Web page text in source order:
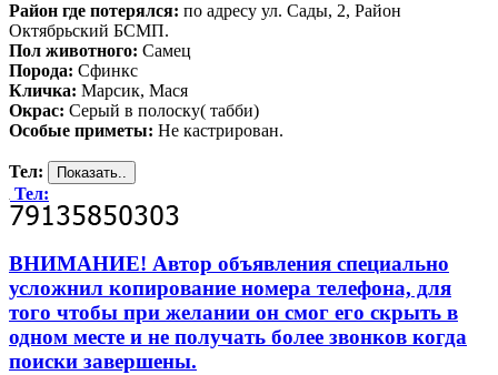
Район где потерялся: по адресу ул. Сады, 2, Район
Октябрьский БСМП.
Пол животного: Самец
Порода: Сфинкс
Кличка: Марсик, Мася
Окрас: Серый в полоску( табби)
Особые приметы: Не кастрирован.
Тел:
Тел:
ВНИМАНИЕ! Автор объявления специально
усложнил копирование номера телефона, для
того чтобы при желании он смог его скрыть в
одном месте и не получать более звонков когда
поиски завершены.